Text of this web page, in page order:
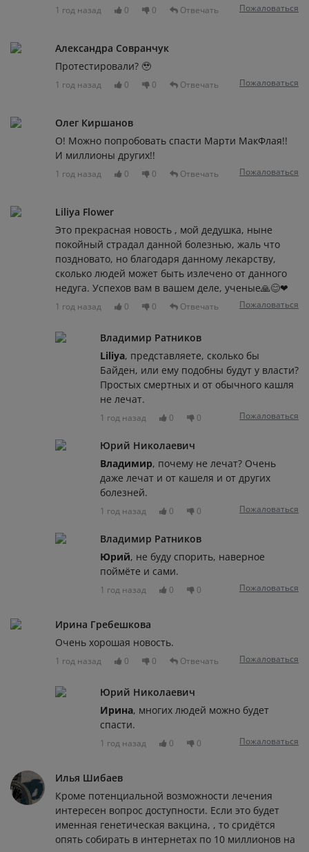
1 год назад 0 0 Отвечать Пожаловаться
Александра Совранчук
Протестировали? 🥹
1 год назад 0 0 Отвечать Пожаловаться
Олег Киршанов
О! Можно попробовать спасти Марти МакФлая!!
И миллионы других!!
1 год назад 0 0 Отвечать Пожаловаться
Liliya Flower
Это прекрасная новость , мой дедушка, ныне
покойный страдал данной болезнью, жаль что
поздновато, но благодаря данному лекарству,
сколько людей может быть излечено от данного
недуга. Успехов вам в вашем деле, ученые🙏😊❤
1 год назад 0 0 Отвечать Пожаловаться
Владимир Ратников
Liliya, представляете, сколько бы
Байден, или ему подобны будут у власти?
Простых смертных и от обычного кашля
не лечат.
1 год назад 0 0 Пожаловаться
Юрий Николаевич
Владимир, почему не лечат? Очень
даже лечат и от кашеля и от других
болезней.
1 год назад 0 0 Пожаловаться
Владимир Ратников
Юрий, не буду спорить, наверное
поймёте и сами.
1 год назад 0 0 Пожаловаться
Ирина Гребешкова
Очень хорошая новость.
1 год назад 0 0 Отвечать Пожаловаться
Юрий Николаевич
Ирина, многих людей можно будет
спасти.
1 год назад 0 0 Пожаловаться
Илья Шибаев
Кроме потенциальной возможности лечения
интересен вопрос доступности. Если это будет
именная генетическая вакцина, , то сридётся
опять собирать в интернетах по 10 миллионов на